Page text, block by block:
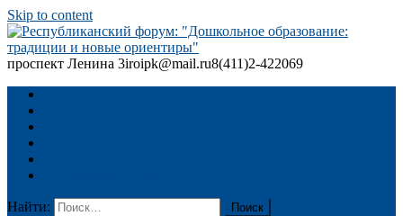
Skip to content
и новые ориентиры"
проспект Ленина 3iroipk@mail.ru8(411)2-422069
Найти: